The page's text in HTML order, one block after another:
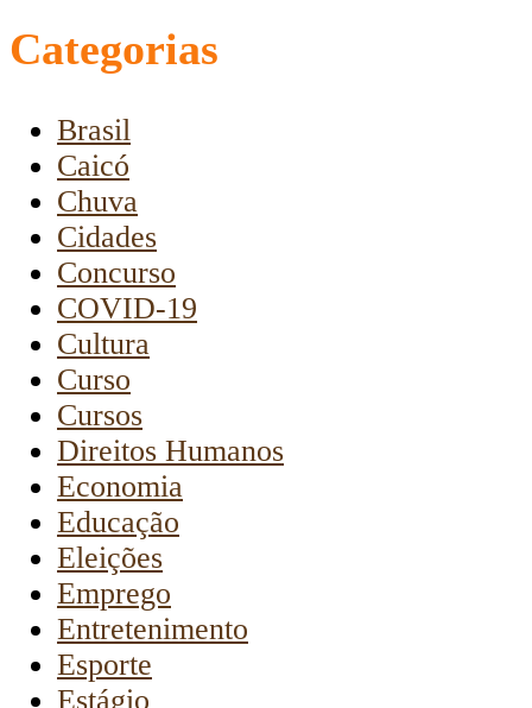
Categorias
Brasil
Caicó
Chuva
Cidades
Concurso
COVID-19
Cultura
Curso
Cursos
Direitos Humanos
Economia
Educação
Eleições
Emprego
Entretenimento
Esporte
Estágio